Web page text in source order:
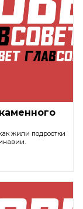
жили подростки